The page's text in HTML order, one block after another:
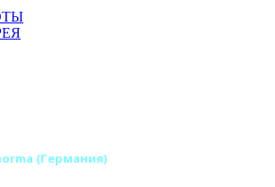
(Германия)